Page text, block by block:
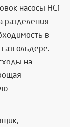
насосы НСГ
разделения
в
на